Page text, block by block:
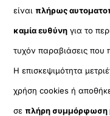
είναιπλήρως
καμία ευθύνη για το
τυχόν παραβιάσεις που
Η επισκεψιμότητα
χρήση cookies ή
σεπλήρη συμμόρφωση